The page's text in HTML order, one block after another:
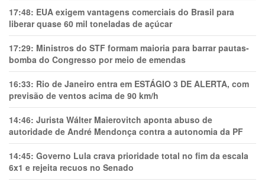
17:48: EUA exigem vantagens comerciais do Brasil para
liberar quase 60 mil toneladas de açúcar
17:29: Ministros do STF formam maioria para barrar pautas-
bomba do Congresso por meio de emendas
16:33: Rio de Janeiro entra em ESTÁGIO 3 DE ALERTA, com
previsão de ventos acima de 90 km/h
14:46: Jurista Wálter Maierovitch aponta abuso de
autoridade de André Mendonça contra a autonomia da PF
14:45: Governo Lula crava prioridade total no fim da escala
6x1 e rejeita recuos no Senado